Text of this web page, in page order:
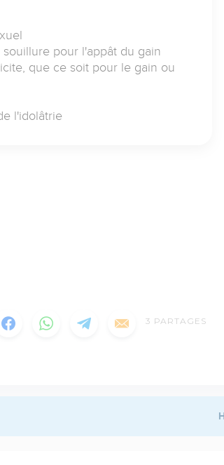
pour l'appât du gain
que ce soit pour le gain ou
l'idolâtrie
3 PARTAGES